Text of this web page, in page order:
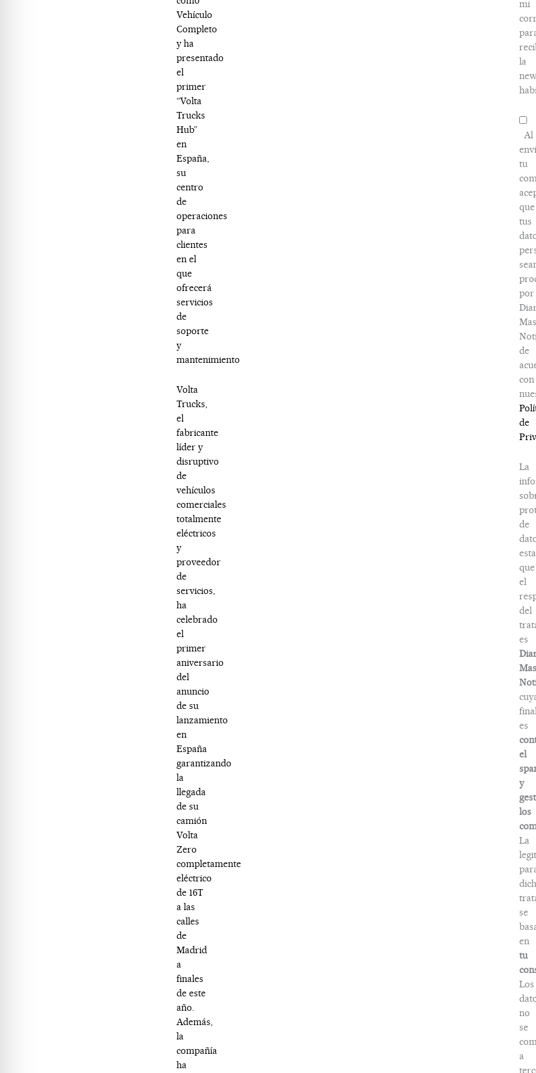
Vehículo
Completo
y ha
presentado
el
primer
“Volta
Trucks
Hub”
en
España,
su
centro
de
operaciones
para
clientes
en el
que
ofrecerá
servicios
de
soporte
y
mantenimiento
Volta
Trucks,
el
fabricante
líder y
disruptivo
de
vehículos
comerciales
totalmente
eléctricos
y
proveedor
de
servicios,
ha
celebrado
el
primer
aniversario
del
anuncio
de su
lanzamiento
en
España
garantizando
la
llegada
de su
camión
Volta
Zero
completamente
eléctrico
de 16T
a las
calles
de
Madrid
a
finales
de este
año.
Además,
la
compañía
ha
mi
la
Al
tu
que
tus
por
Mas
de
con
de
La
de
que
el
del
es
Mas
es
el
y
los
La
se
en
tu
Los
no
se
a